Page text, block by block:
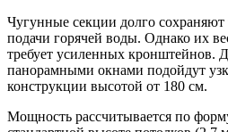
Чугунные секции долго
подачи горячей воды. Однако их
требует усиленных кронштейнов.
панорамными окнами подойдут
конструкции высотой от 180 см.
Мощность рассчитывается по